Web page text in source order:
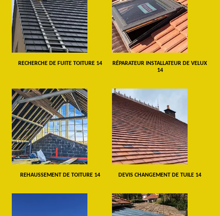
RECHERCHE DE FUITE TOITURE 14
RÉPARATEUR INSTALLATEUR DE VELUX
14
REHAUSSEMENT DE TOITURE 14 DEVIS CHANGEMENT DE TUILE 14